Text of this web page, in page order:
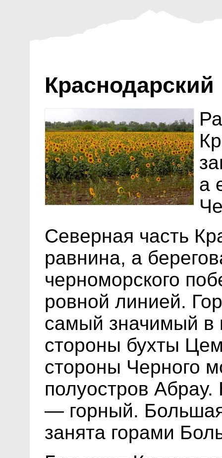
Краснодарский
а
Северная часть
равнина, а
черноморского
ровной линией.
самый значимый в
стороны бухты
стороны Черного
полуостров
— горный.
занята горами